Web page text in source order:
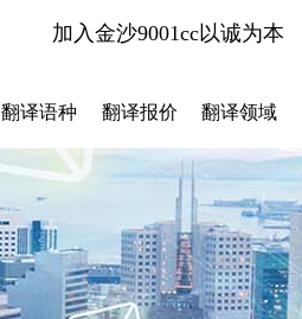
加入金沙9001cc以诚为本
翻译语种 翻译报价 翻译领域